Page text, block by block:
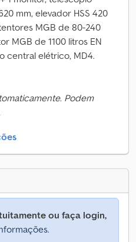
mm, elevador HSS 420
MGB de 80-240
MGB de 1100 litros EN
central elétrico, MD4.
Podem
ou faça login,